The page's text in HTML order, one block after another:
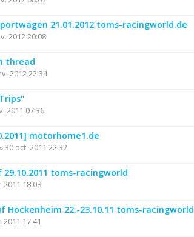
21.01.2012 toms-racingworld.de
2012 20:08
thread
2012 22:34
2011 07:36
motorhome1.de
» 30 oct. 2011 22:32
29.10.2011 toms-racingworld
2011 18:08
Hockenheim 22.-23.10.11 toms-racingworld
2011 17:41